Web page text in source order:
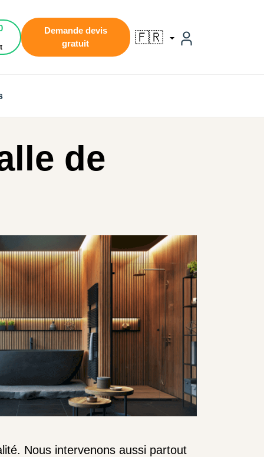
Demande devis
gratuit
🇫🇷
de
Nous intervenons aussi partout